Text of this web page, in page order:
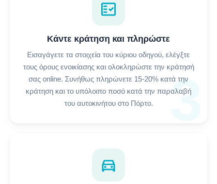
3
fact_check
Κάντε κράτηση και πληρώστε
Εισαγάγετε τα στοιχεία του κύριου οδηγού, ελέγξτε
τους όρους ενοικίασης και ολοκληρώστε την κράτησή
σας online. Συνήθως πληρώνετε 15-20% κατά την
κράτηση και το υπόλοιπο ποσό κατά την παραλαβή
του αυτοκινήτου στο Πόρτο.
directions_car